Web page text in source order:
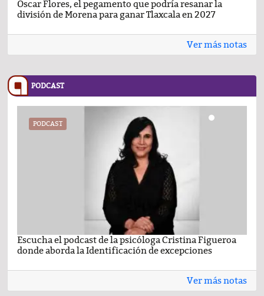
Oscar Flores, el pegamento que podría resanar la
división de Morena para ganar Tlaxcala en 2027
Ver más notas
PODCAST
PODCAST
Escucha el podcast de la psicóloga Cristina Figueroa
donde aborda la Identificación de excepciones
Ver más notas